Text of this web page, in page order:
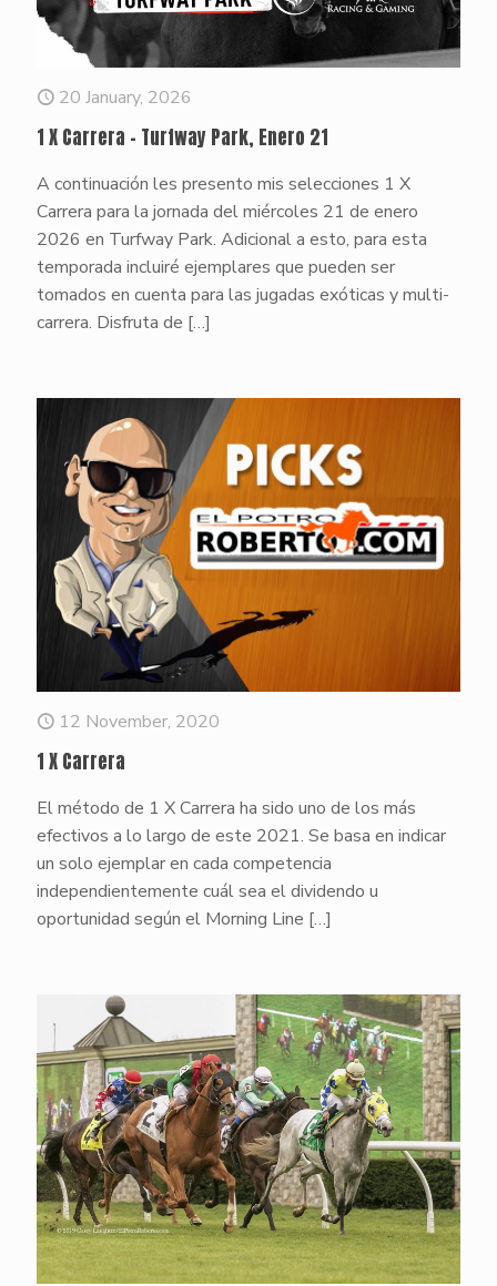
20 January, 2026
1 X Carrera – Turfway Park, Enero 21
A continuación les presento mis selecciones 1 X
Carrera para la jornada del miércoles 21 de enero
2026 en Turfway Park. Adicional a esto, para esta
temporada incluiré ejemplares que pueden ser
tomados en cuenta para las jugadas exóticas y multi-
carrera. Disfruta de […]
12 November, 2020
1 X Carrera
El método de 1 X Carrera ha sido uno de los más
efectivos a lo largo de este 2021. Se basa en indicar
un solo ejemplar en cada competencia
independientemente cuál sea el dividendo u
oportunidad según el Morning Line […]